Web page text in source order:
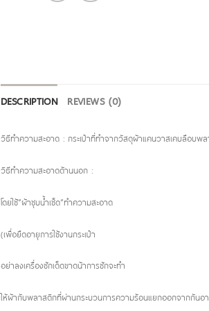
DESCRIPTION REVIEWS (0)
วิธีทำความสะอาด : กระเป๋าที่ทำจากวัสดุผ้าแคนวาสเคบลือบพ
วิธีทำความสะอาดด้านนอก :
โดยใช้”ผ้าชุบน้ำเช็ด”ทำความสะอาด
(เพื่อยืดอายุการใช้งานกระเป๋า
อย่าลงเครื่องซักเด็ดขาดน้าการซักจะทำ
ให้ผ้ากับพลาสติกที่ผ่านกระบวนการความร้อนแยกออกจากกันอา